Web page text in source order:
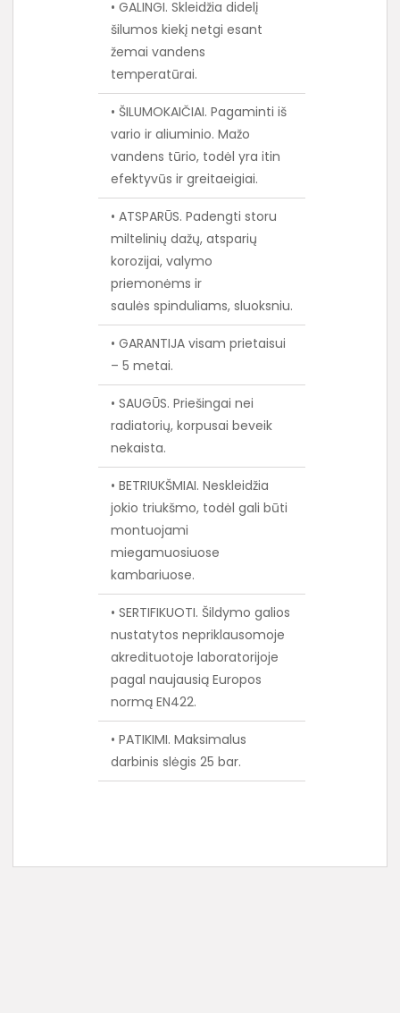
• GALINGI. Skleidžia didelį
šilumos kiekį netgi esant
žemai vandens
temperatūrai.
• ŠILUMOKAIČIAI. Pagaminti iš
vario ir aliuminio. Mažo
vandens tūrio, todėl yra itin
efektyvūs ir greitaeigiai.
• ATSPARŪS. Padengti storu
miltelinių dažų, atsparių
korozijai, valymo
priemonėms ir
saulės spinduliams, sluoksniu.
• GARANTIJA visam prietaisui
– 5 metai.
• SAUGŪS. Priešingai nei
radiatorių, korpusai beveik
nekaista.
• BETRIUKŠMIAI. Neskleidžia
jokio triukšmo, todėl gali būti
montuojami
miegamuosiuose
kambariuose.
• SERTIFIKUOTI. Šildymo galios
nustatytos nepriklausomoje
akredituotoje laboratorijoje
pagal naujausią Europos
normą EN422.
• PATIKIMI. Maksimalus
darbinis slėgis 25 bar.